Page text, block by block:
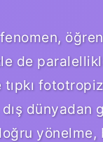
de
tıpkı
dünyadan
yönelme,